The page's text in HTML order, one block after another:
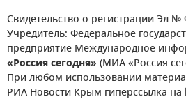
Свидетельство о регистрации Эл №
Учредитель: Федеральное
предприятие Международное
«Россия сегодня» (МИА «Россия
При любом использовании
РИА Новости Крым гиперссылка